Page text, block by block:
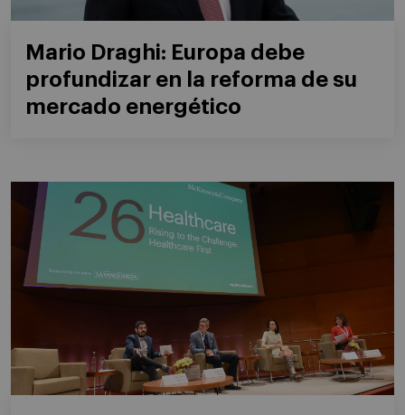
Mario Draghi: Europa debe
profundizar en la reforma de su
mercado energético